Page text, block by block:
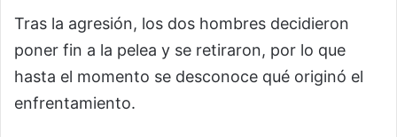
Tras la agresión, los dos hombres decidieron
poner fin a la pelea y se retiraron, por lo que
hasta el momento se desconoce qué originó el
enfrentamiento.